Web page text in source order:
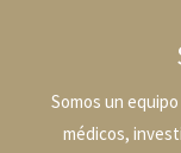
Somos un
médicos,